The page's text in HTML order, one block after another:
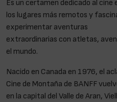
Es un certamen dedicado al cine
los lugares más remotos y
experimentar aventuras
extraordinarias con atletas,
el mundo.
Nacido en Canada en 1976, el
Cine de Montaña de BANFF
en la capital del Valle de Aran,